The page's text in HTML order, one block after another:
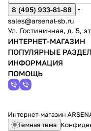
8 (495) 933-81-88
sales@arsenal-sb.ru
Ул. Гостиничная, д. 5,
ИНТЕРНЕТ-МАГАЗИН
ПОПУЛЯРНЫЕ
ИНФОРМАЦИЯ
ПОМОЩЬ
Интернет-магазин
Темная тема